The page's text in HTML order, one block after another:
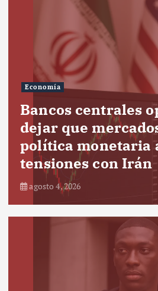
Economía
Bancos centrales
dejar que
política monetaria
tensiones con Irán
agosto 4, 2026